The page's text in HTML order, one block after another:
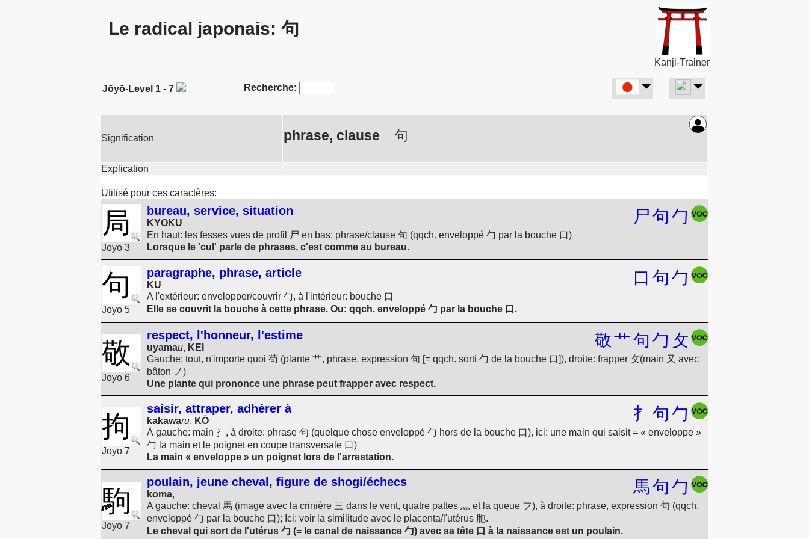
Le radical japonais: 句
Kanji-Trainer
Jōyō-Level 1 - 7 Recherche:
Signification phrase, clause 句
Explication
Utilisé pour ces caractères:
局
Joyo 3
bureau, service, situation
KYOKU 尸句勹
En haut: les fesses vues de profil 尸 en bas: phrase/clause 句 (qqch. enveloppé 勹 par la bouche 口)
Lorsque le 'cul' parle de phrases, c'est comme au bureau.
句
Joyo 5
paragraphe, phrase, article
KU 口 句勹
A l'extérieur: envelopper/couvrir 勹, à l'intérieur: bouche 口
Elle se couvrit la bouche à cette phrase. Ou: qqch. enveloppé 勹 par la bouche 口.
敬
Joyo 6
respect, l'honneur, l'estime
uyamau, KEI 敬艹句勹 攵
Gauche: tout, n'importe quoi 苟 (plante 艹, phrase, expression 句 [= qqch. sorti 勹 de la bouche 口]), droite: frapper 攵(main 又 avec
bâton ノ)
Une plante qui prononce une phrase peut frapper avec respect.
拘
Joyo 7
saisir, attraper, adhérer à
kakawaru, KŌ 扌 句勹
À gauche: main 扌, à droite: phrase 句 (quelque chose enveloppé 勹 hors de la bouche 口), ici: une main qui saisit = « enveloppe »
勹 la main et le poignet en coupe transversale 口)
La main « enveloppe » un poignet lors de l'arrestation.
駒
Joyo 7
poulain, jeune cheval, figure de shogi/échecs
koma, 馬句勹
A gauche: cheval 馬 (image avec la crinière 三 dans le vent, quatre pattes 灬 et la queue フ), à droite: phrase, expression 句 (qqch.
enveloppé 勹 par la bouche 口); Ici: voir la similitude avec le placenta/l'utérus 胞.
Le cheval qui sort de l'utérus 勹 (= le canal de naissance 勹) avec sa tête 口 à la naissance est un poulain.